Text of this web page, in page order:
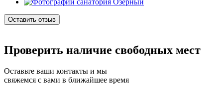
Оставить отзыв
Проверить наличие свободных мест
Оставьте ваши контакты и мы
свяжемся с вами в ближайшее время